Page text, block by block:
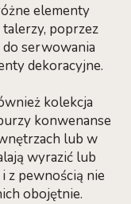
elementy
poprzez
do serwowania
dekoracyjne.
kolekcja
konwenanse
lub w
wyrazić lub
z pewnością nie
obojętnie.